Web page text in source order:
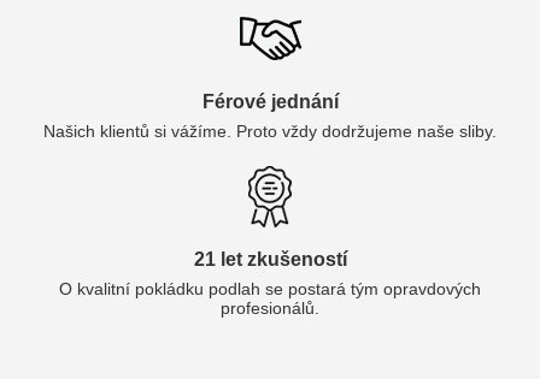
Férové jednání
Našich klientů si vážíme. Proto vždy dodržujeme naše sliby.
21 let zkušeností
O kvalitní pokládku podlah se postará tým opravdových
profesionálů.